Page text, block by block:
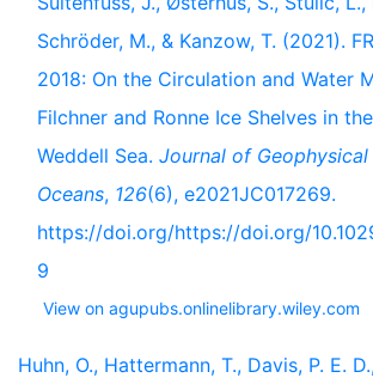
Schröder, M., & Kanzow, T. (2021).
2018: On the Circulation and Water
Filchner and Ronne Ice Shelves in
Weddell Sea. Journal of Geophysical
Oceans, 126(6), e2021JC017269.
https://doi.org/https://doi.org/
9
View on agupubs.onlinelibrary.wiley.com
Huhn, O., Hattermann, T., Davis, P. E.